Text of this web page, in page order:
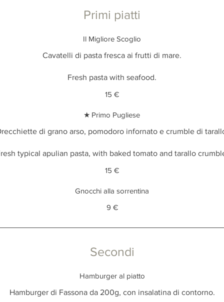
Primi piatti
Il Migliore Scoglio
Cavatelli di pasta fresca ai frutti di mare.
Fresh pasta with seafood.
15 €
★ Primo Pugliese
di grano arso, pomodoro infornato e crumble di
typical apulian pasta, with baked tomato and tarallo
15 €
Gnocchi alla sorrentina
9 €
Secondi
Hamburger al piatto
Hamburger di Fassona da 200g, con insalatina di contorno.